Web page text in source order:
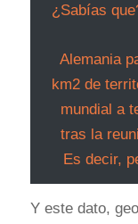
¿Sabías
Alemania
km2 de
mundial a
tras la
Es decir,
Y este dato,